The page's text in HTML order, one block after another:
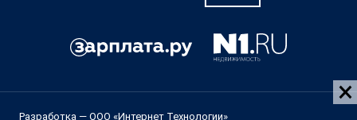
Разработка — ООО «Интернет Технологии»